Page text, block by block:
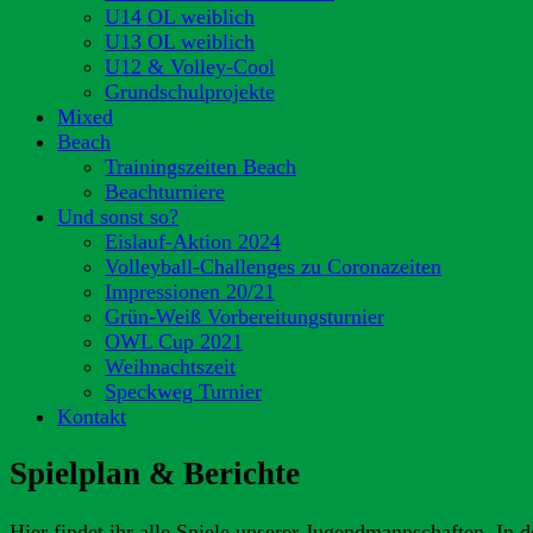
U14 OL weiblich
U13 OL weiblich
U12 & Volley-Cool
Grundschulprojekte
Mixed
Beach
Trainingszeiten Beach
Beachturniere
Und sonst so?
Eislauf-Aktion 2024
Volleyball-Challenges zu Coronazeiten
Impressionen 20/21
Grün-Weiß Vorbereitungsturnier
OWL Cup 2021
Weihnachtszeit
Speckweg Turnier
Kontakt
Spielplan & Berichte